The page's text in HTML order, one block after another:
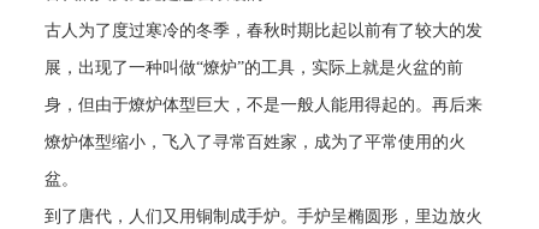
古人为了度过寒冷的冬季，春秋时期比起以前有了较大的发
展，出现了一种叫做“燎炉”的工具，实际上就是火盆的前
身，但由于燎炉体型巨大，不是一般人能用得起的。再后来
燎炉体型缩小，飞入了寻常百姓家，成为了平常使用的火
盆。
到了唐代，人们又用铜制成手炉。手炉呈椭圆形，里边放火